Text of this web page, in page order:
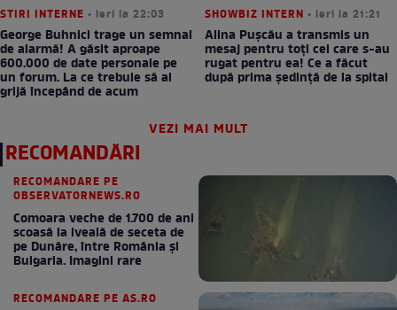
STIRI INTERNE • ieri la 22:03
George Buhnici trage un semnal
de alarmă! A găsit aproape
600.000 de date personale pe
un forum. La ce trebuie să ai
grijă începând de acum
SHOWBIZ INTERN • ieri la 21:21
Alina Pușcău a transmis un
mesaj pentru toți cei care s-au
rugat pentru ea! Ce a făcut
după prima ședință de la spital
VEZI MAI MULT
RECOMANDĂRI
RECOMANDARE PE
OBSERVATORNEWS.RO
Comoara veche de 1.700 de ani
scoasă la iveală de seceta de
pe Dunăre, între România şi
Bulgaria. Imagini rare
RECOMANDARE PE AS.RO